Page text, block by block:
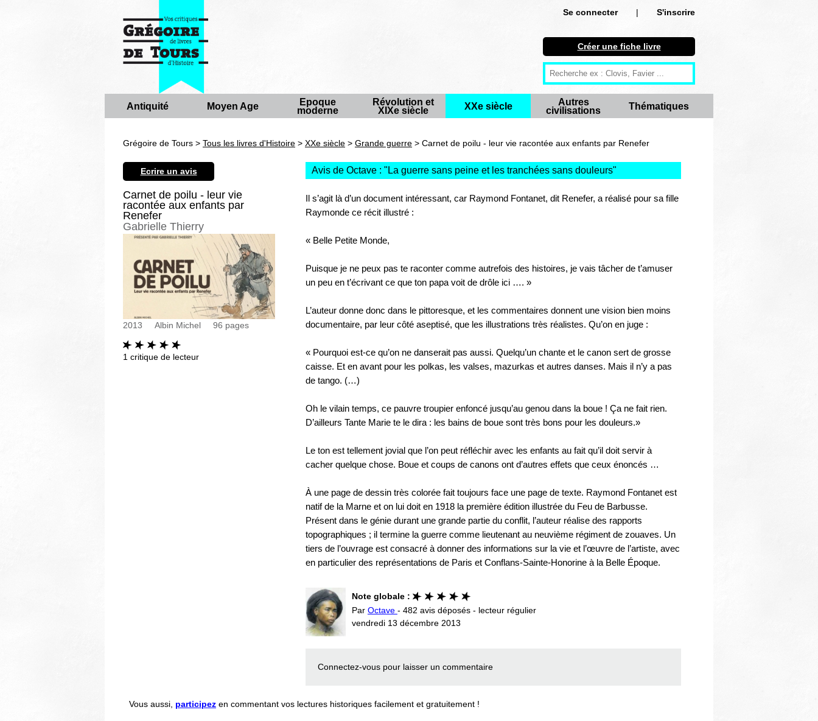
Se connecter |
S'inscrire
S'inscrire
Créer une fiche livre
Antiquité
Moyen Age
Epoque moderne
Thématiques
Créer une fiche livre
Antiquité Moyen Age
Epoque
moderne
Révolution et
XIXe siècle
XXe siècle
Autres
civilisations
Thématiques
Grégoire de Tours > Tous les livres d'Histoire > XXe siècle > Grande guerre > Carnet de poilu - leur vie racontée aux enfants par Renefer
Ecrire un avis
Carnet de poilu - leur vie
racontée aux enfants par
Renefer
Gabrielle Thierry
2013 Albin Michel 96 pages
1 critique de lecteur
Avis de Octave : " La guerre sans peine et les tranchées sans douleurs"
Il s’agit là d’un document intéressant, car Raymond Fontanet, dit Renefer, a réalisé pour sa fille
Raymonde ce récit illustré :
« Belle Petite Monde,
Puisque je ne peux pas te raconter comme autrefois des histoires, je vais tâcher de t’amuser
un peu en t’écrivant ce que ton papa voit de drôle ici …. »
L’auteur donne donc dans le pittoresque, et les commentaires donnent une vision bien moins
documentaire, par leur côté aseptisé, que les illustrations très réalistes. Qu’on en juge :
« Pourquoi est-ce qu’on ne danserait pas aussi. Quelqu’un chante et le canon sert de grosse
caisse. Et en avant pour les polkas, les valses, mazurkas et autres danses. Mais il n’y a pas
de tango. (…)
Oh le vilain temps, ce pauvre troupier enfoncé jusqu’au genou dans la boue ! Ça ne fait rien.
D’ailleurs Tante Marie te le dira : les bains de boue sont très bons pour les douleurs.»
Le ton est tellement jovial que l’on peut réfléchir avec les enfants au fait qu’il doit servir à
cacher quelque chose. Boue et coups de canons ont d’autres effets que ceux énoncés …
À une page de dessin très colorée fait toujours face une page de texte. Raymond Fontanet est
natif de la Marne et on lui doit en 1918 la première édition illustrée du Feu de Barbusse.
Présent dans le génie durant une grande partie du conflit, l’auteur réalise des rapports
topographiques ; il termine la guerre comme lieutenant au neuvième régiment de zouaves. Un
tiers de l’ouvrage est consacré à donner des informations sur la vie et l’œuvre de l’artiste, avec
en particulier des représentations de Paris et Conflans-Sainte-Honorine à la Belle Époque.
Note globale :
Par Octave - 482 avis déposés - lecteur régulier
vendredi 13 décembre 2013
Connectez-vous pour laisser un commentaire
Vous aussi, participez en commentant vos lectures historiques facilement et gratuitement !